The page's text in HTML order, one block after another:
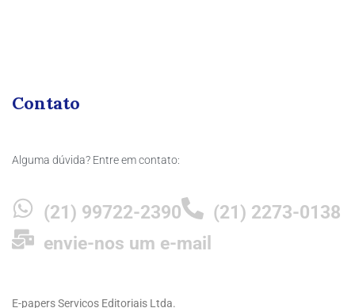
Contato
Alguma dúvida? Entre em contato:
(21) 99722-2390
(21) 2273-0138
envie-nos um e-mail
E-papers Servicos Editoriais Ltda.